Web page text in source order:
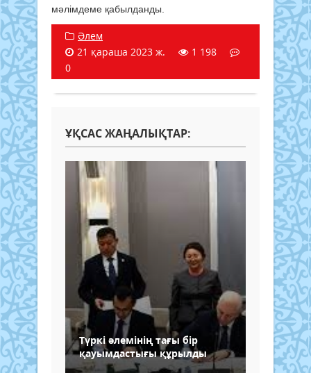
мәлімдеме қабылданды.
Әлем
21 қараша 2023 ж.
1 198
0
ҰҚСАС ЖАҢАЛЫҚТАР:
Түркі әлемінің тағы бір
қауымдастығы құрылды